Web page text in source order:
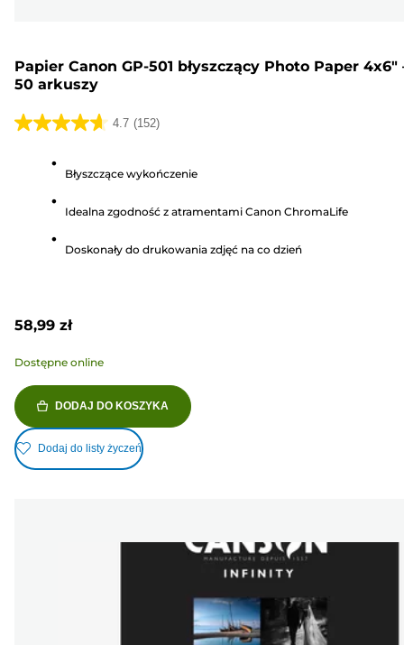
Papier Canon GP-501 błyszczący Photo Paper 4x6"
50 arkuszy
4.7 (152)
4.7
gwiazdek.
Recenzji
Błyszczące wykończenie
Idealna zgodność z atramentami Canon ChromaLife
Doskonały do drukowania zdjęć na co dzień
58,99 zł
Dostępne online
DODAJ DO KOSZYKA
Dodaj do listy życzeń